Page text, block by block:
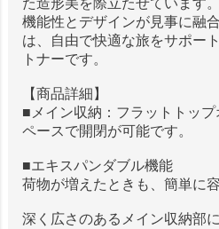
た造形美を際立たせています。
機能性とデザインが見事に融
は、自由で快適な旅をサポー
トナーです。
【商品詳細】
■メイン収納：フラットトッ
ペースで開閉が可能です。
■エキスパンダブル機能
荷物が増えたときも、簡単に
深く広さのあるメイン収納部